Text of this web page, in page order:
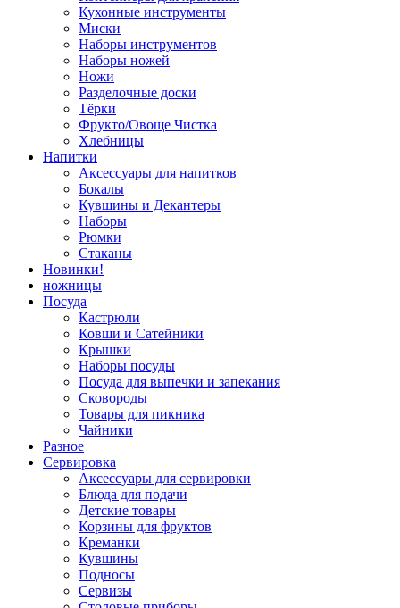
Кухонные инструменты
Миски
Наборы инструментов
Наборы ножей
Ножи
Разделочные доски
Тёрки
Фрукто/Овоще Чистка
Хлебницы
Напитки
Аксессуары для напитков
Бокалы
Кувшины и Декантеры
Наборы
Рюмки
Стаканы
Новинки!
ножницы
Посуда
Кастрюли
Ковши и Сатейники
Крышки
Наборы посуды
Посуда для выпечки и запекания
Сковороды
Товары для пикника
Чайники
Разное
Сервировка
Аксессуары для сервировки
Блюда для подачи
Детские товары
Корзины для фруктов
Креманки
Кувшины
Подносы
Сервизы